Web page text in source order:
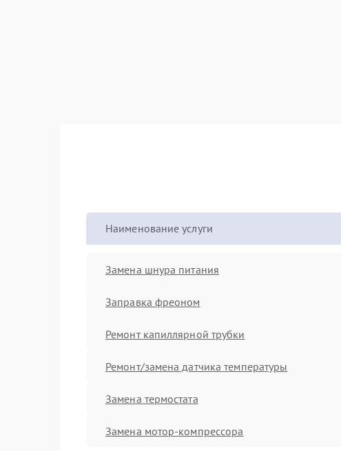
Наименование услуги
Замена шнура питания
Заправка фреоном
Ремонт капиллярной трубки
Ремонт/замена датчика температуры
Замена термостата
Замена мотор-компрессора